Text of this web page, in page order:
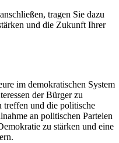
tragen Sie dazu
und die Zukunft Ihrer
im demokratischen System
der Bürger zu
treffen und die politische
an politischen Parteien
zu stärken und eine